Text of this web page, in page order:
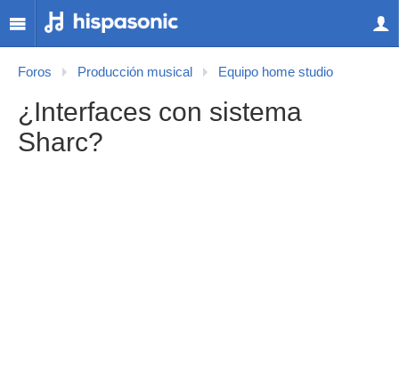
Foros Producción musical Equipo home studio
¿Interfaces con sistema
Sharc?